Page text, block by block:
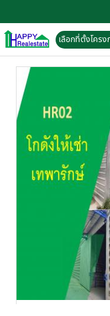
เลือกที่ตั้งโครง